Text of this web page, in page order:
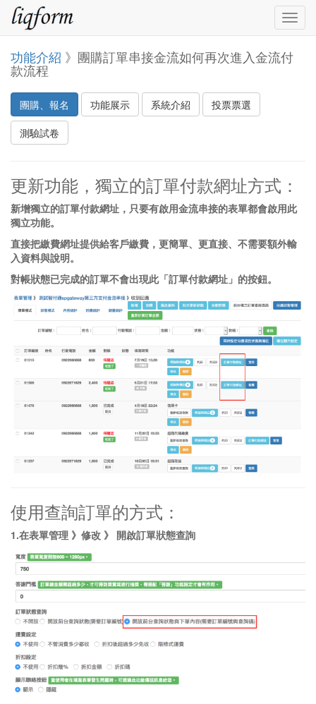
功能介紹 》團購訂單串接金流如何再次進入金流付
款流程
團購、報名 功能展示 系統介紹
投票票選
測驗試卷
更新功能，獨立的訂單付款網址方式：
新增獨立的訂單付款網址，只要有啟用金流串接的表單都會啟用此
獨立功能。
直接把繳費網址提供給客戶繳費，更簡單、更直接、不需要額外輸
入資料與說明。
對帳狀態已完成的訂單不會出現此「訂單付款網址」的按鈕。
使用查詢訂單的方式：
1.在表單管理 》修改 》 開啟訂單狀態查詢